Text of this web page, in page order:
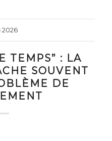
2026
TEMPS” : LA
SOUVENT
DE